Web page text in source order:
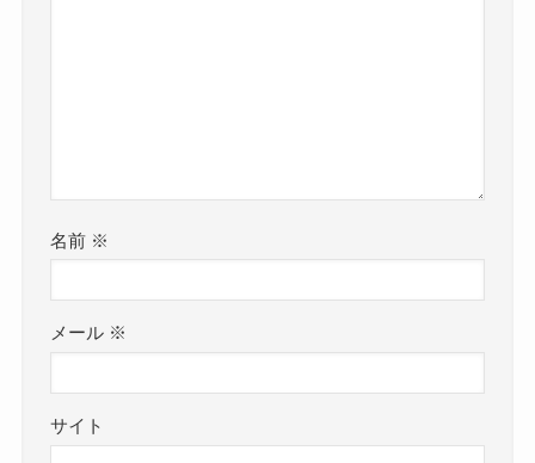
名前 ※
メール ※
サイト